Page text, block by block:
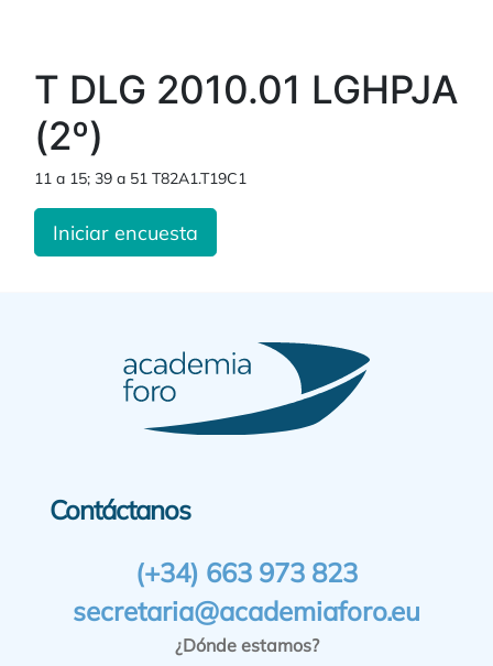
T DLG 2010.01 LGHPJA
(2º)
11 a 15; 39 a 51 T82A1.T19C1
Iniciar encuesta
Contáctanos
(+34) 663 973 823
secretaria@academiaforo.eu
¿Dónde estamos?